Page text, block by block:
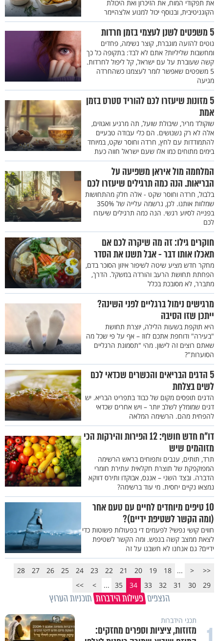
את תפקודי המוח, את הזיכרון ואת היכולת
הקוגניטיבית, ובנוסף יכול למנוע אלצהיימר
5 משפטים לשנן לעצמי בזמן חרדות
נוטים להזעה מוגברת, קוצר נשימה, פחדים
ומחשבות שליליות? אתם לא לבד: בתקופה כל כך
קשה שעוברת על עם ישראל, קל ליפול לחרדות.
5 משפטים שאפשר לומר לעצמנו כשהחרדה
מגיעה
5 מזונות שיעזרו לכם להוריד סטרס בזמן
אמת
שוקולד מריר, שיבולת שועל, תה מרגיע ואגוזים,
אלה לא רק נשנושים. הם כלי עבודה טבעיים
להתמודדות עם לחץ, חרדה וחוסר שקט, במיוחד
בימים מתוחים כמו אלו שעם ישראל חווה כעת
המלחמה מול איראן משפיעה על
הבריאות. הנה כמה תרגילים שיעזרו לכם
בלבול, חרדה וחוסר שקט - אלה חלק מהתחושות
שמלוות אותנו. לכן, נרשמה עלייה של 350%
בפנייה לסיוע רגשי. הנה כמה תרגילים שיעזרו
לכם
חוקרים גילו: זה מה שיקרה לכם אם
תאכלו אותו דבר - אבל תשנו את הסדר
מחקר חדש מציע שיטה לשיפור איזון הסוכר בדם,
הפחתת תחושת הרעב והורדה במשקל. הדרך,
מתברר, לא מסובכת בכלל
מרגישים נימול ברגליים לפני השינה?
ייתכן שזו הסיבה
היא תוקפת בשעות הלילה, יוצרת תחושת
"בעירה" ודוחפת אתכם לזוז – אף על פי שכל מה
שאתם רוצים זה לישון. מהי "תסמונת הרגליים
הסוערות"?
5 הדגים הבריאים והכשרים שכדאי לכם
לשים בצלחת
הדגים תופסים מקום של כבוד בתפריט הבריא. יש
דגים שמומלץ לשלב יותר – ויש אחרים שכדאי
להפחית מהם. הרשימה המלאה
דו"ח חדש חושף: 12 הפירות והירקות הכי
מזוהמים שיש
תרד, תותים, ענבים ותפוחים בראש הרשימה
המפוקפקת של תוצרת חקלאית עתירת חומרי
הדברה. ובצד השני – אננס, אבוקדו ותירס דווקא
נמצאו נקיים יחסית. מי עוד ברשימה?
10 טיפים מיוחדים לחיים עם טעם אחר
(ומה הקשר לשטיפת ידיים)?
חווים קושי נפשי? לפעמים די בפעולות פשוטות כדי
לצאת ממצב קשה בנפש. ומה הקשר לשטיפת
ידיים? גם אנחנו לא חשבנו על זה
<<
<
...
18
19
20
21
22
23
24
25
26
27
28
29
30
31
32
33
34
35
...
>
>>
הנצפים פעילות הידברות תוכניות הערוץ
תכני הידברות
מזוזות, ציציות וספרים מחזקים: